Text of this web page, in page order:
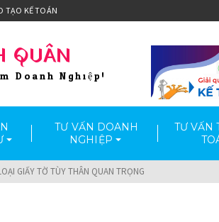
TẠO KẾ TOÁN
QUÂN
Doanh Nghiệp!
TƯ VẤN DOANH
NGHIỆP
TƯ VẤN
GIẤY TỜ TÙY THÂN QUAN TRỌNG